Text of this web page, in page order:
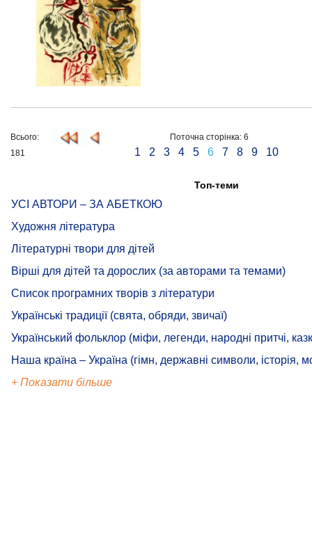
Всього:
181
Поточна сторінка: 6
1 2 3 4 5 6 7 8 9 10
Топ-теми
УСІ АВТОРИ – ЗА АБЕТКОЮ
Художня література
Літературні твори для дітей
Вірші для дітей та дорослих (за авторами та темами)
Список програмних творів з літератури
Українські традиції (свята, обряди, звичаї)
Український фольклор (міфи, легенди, народні притчі,
Наша країна – Україна (гімн, державні символи, історія,
+ Показати більше